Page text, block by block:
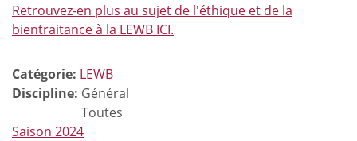
Retrouvez-en plus au sujet de l'éthique et de la
bientraitance à la LEWB ICI.
Catégorie: LEWB
Discipline: Général
Toutes
Saison 2024